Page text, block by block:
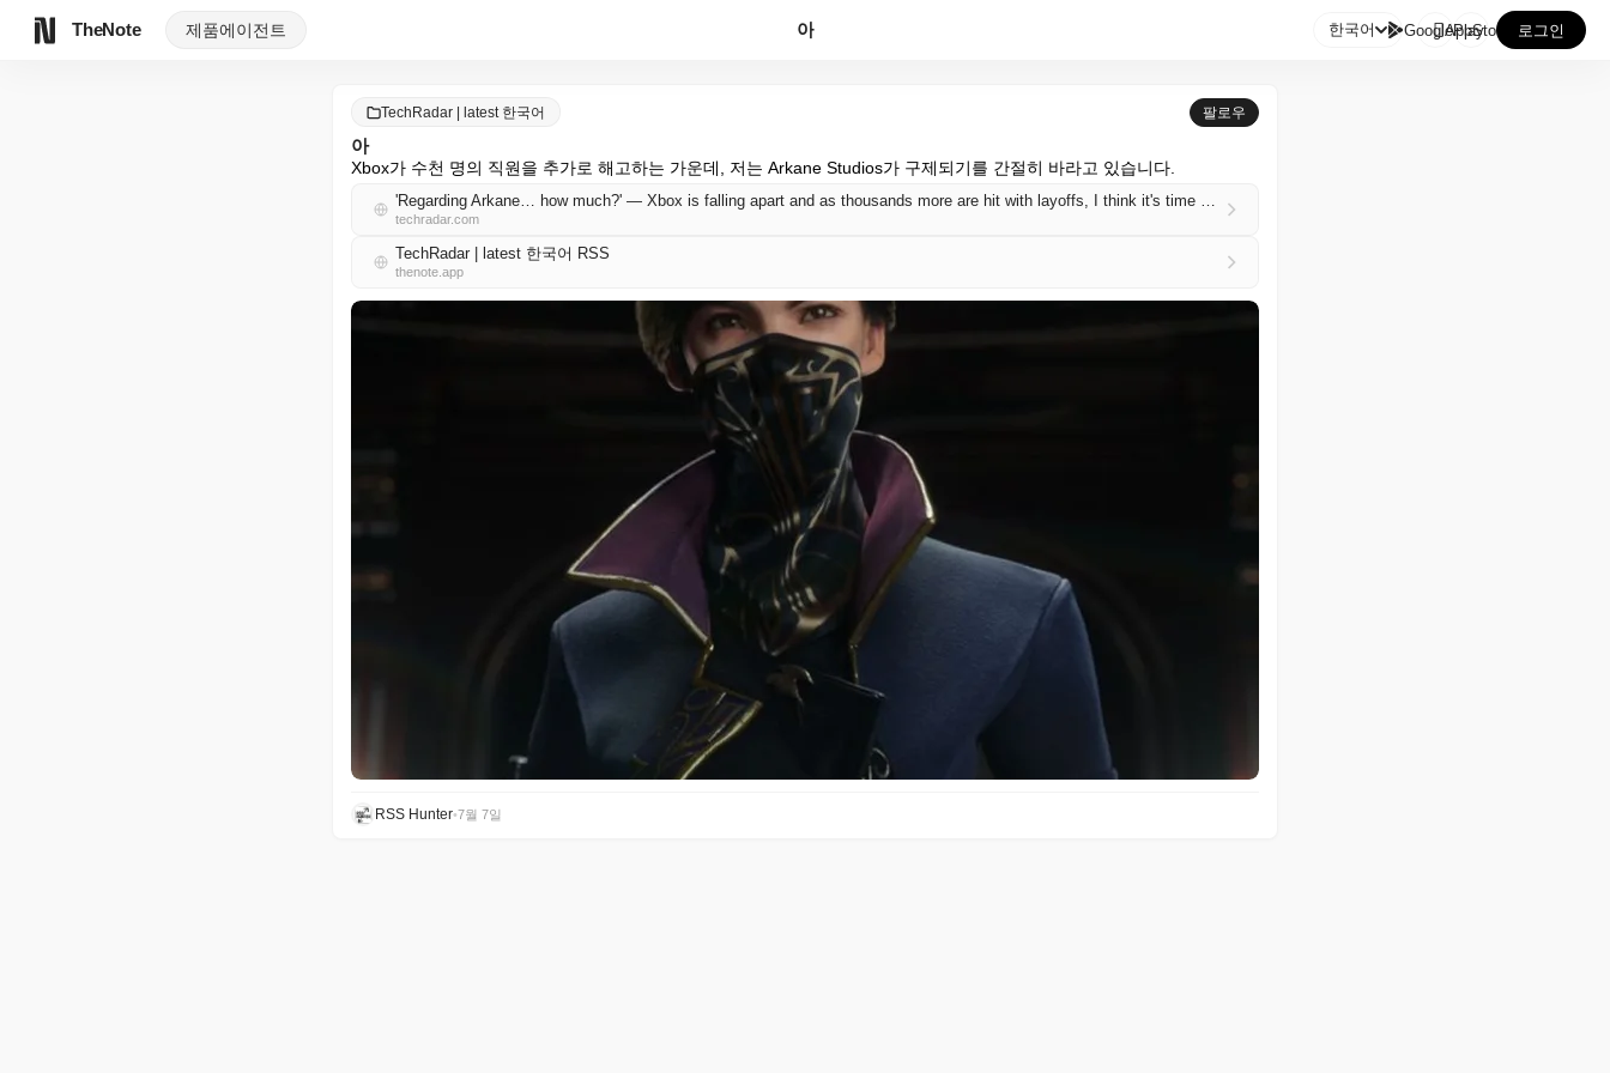
TheNote 제품에이전트 아 한국어 GooglePlay
AppStore 로그인
TechRadar | latest 한국어 팔로우
아
Xbox가 수천 명의 직원을 추가로 해고하는 가운데, 저는 Arkane Studios가 구제되기를 간절히 바라고 있습니다.
'Regarding Arkane… how much?' — Xbox is falling apart and as thousands more are hit with layoffs, I think it's time for someone to save the Dishonored and Marvel's Blade developer before it's too late
techradar.com
TechRadar | latest 한국어 RSS
thenote.app
RSS Hunter•7월 7일